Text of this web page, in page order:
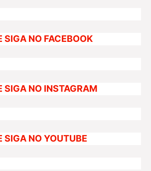
SIGA NO FACEBOOK
SIGA NO INSTAGRAM
SIGA NO YOUTUBE